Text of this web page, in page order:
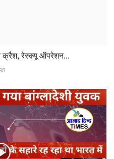
क्रैश, रेस्क्यू ऑपरेशन...